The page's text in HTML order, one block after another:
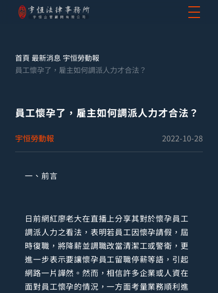
首頁 最新消息 宇恒勞動報
員工懷孕了，雇主如何調派人力才合法？
員工懷孕了，雇主如何調派人力才合法？
宇恒勞動報 2022-10-28
一、前言
日前網紅廖老大在直播上分享其對於懷孕員工
調派人力之看法，表明若員工因懷孕請假，屆
時復職，將降薪並調職改當清潔工或警衛，更
進一步表示要讓懷孕員工留職停薪等語，引起
網路一片譁然。然而，相信許多企業或人資在
面對員工懷孕的情況，一方面考量業務順利進